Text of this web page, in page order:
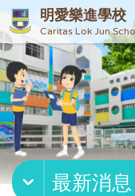
明愛樂進學校
Caritas Lok Jun
最新消息